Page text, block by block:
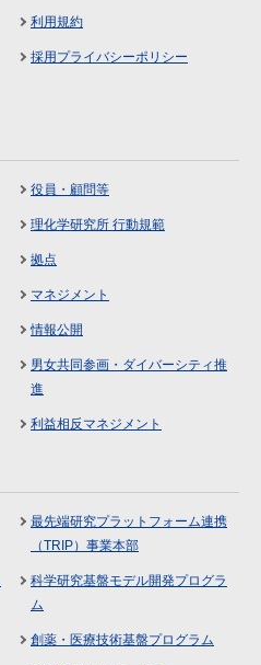
利用規約
採用プライバシーポリシー
役員・顧問等
理化学研究所 行動規範
拠点
マネジメント
情報公開
男女共同参画・ダイバーシティ推
進
利益相反マネジメント
最先端研究プラットフォーム連携
（TRIP）事業本部
科学研究基盤モデル開発プログラ
ム
創薬・医療技術基盤プログラム